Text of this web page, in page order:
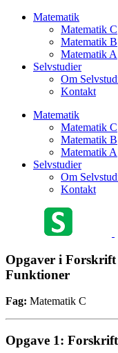
Matematik
Matematik C
Matematik B
Matematik A
Selvstudier
Om
Kontakt
Matematik
Matematik C
Matematik B
Matematik A
Selvstudier
Om
Kontakt
Opgaver i
Funktioner
Fag: Matematik C
Opgave 1: